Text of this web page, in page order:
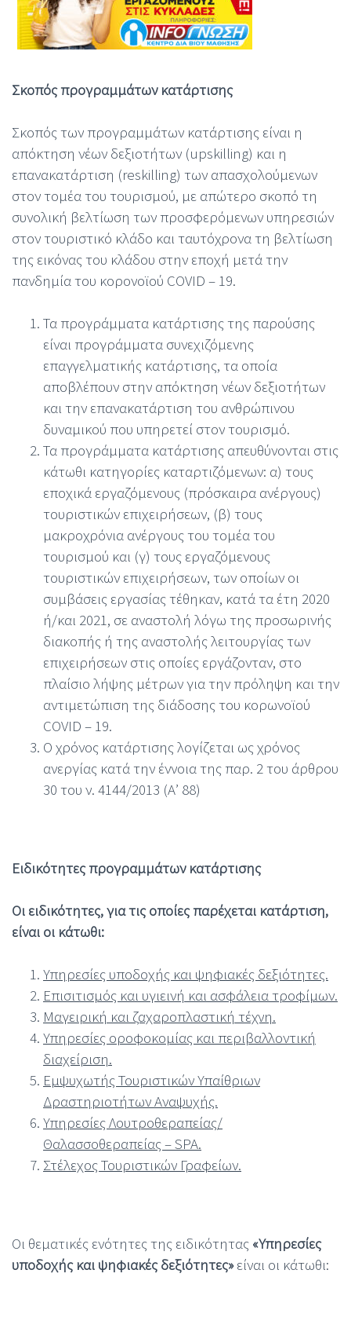
Σκοπός προγραμμάτων κατάρτισης
Σκοπός των προγραμμάτων κατάρτισης είναι η
απόκτηση νέων δεξιοτήτων (upskilling) και η
επανακατάρτιση (reskilling) των απασχολούμενων
στον τομέα του τουρισμού, με απώτερο σκοπό τη
συνολική βελτίωση των προσφερόμενων υπηρεσιών
στον τουριστικό κλάδο και ταυτόχρονα τη βελτίωση
της εικόνας του κλάδου στην εποχή μετά την
πανδημία του κορονοϊού COVID – 19.
Τα προγράμματα κατάρτισης της παρούσης
είναι προγράμματα συνεχιζόμενης
επαγγελματικής κατάρτισης, τα οποία
αποβλέπουν στην απόκτηση νέων δεξιοτήτων
και την επανακατάρτιση του ανθρώπινου
δυναμικού που υπηρετεί στον τουρισμό.
Τα προγράμματα κατάρτισης απευθύνονται στις
κάτωθι κατηγορίες καταρτιζόμενων: α) τους
εποχικά εργαζόμενους (πρόσκαιρα ανέργους)
τουριστικών επιχειρήσεων, (β) τους
μακροχρόνια ανέργους του τομέα του
τουρισμού και (γ) τους εργαζόμενους
τουριστικών επιχειρήσεων, των οποίων οι
συμβάσεις εργασίας τέθηκαν, κατά τα έτη 2020
ή/και 2021, σε αναστολή λόγω της προσωρινής
διακοπής ή της αναστολής λειτουργίας των
επιχειρήσεων στις οποίες εργάζονταν, στο
πλαίσιο λήψης μέτρων για την πρόληψη και την
αντιμετώπιση της διάδοσης του κορωνοϊού
COVID – 19.
Ο χρόνος κατάρτισης λογίζεται ως χρόνος
ανεργίας κατά την έννοια της παρ. 2 του άρθρου
30 του ν. 4144/2013 (Α’ 88)
Ειδικότητες προγραμμάτων κατάρτισης
Οι ειδικότητες, για τις οποίες παρέχεται κατάρτιση,
είναι οι κάτωθι:
Υπηρεσίες υποδοχής και ψηφιακές δεξιότητες.
Επισιτισμός και υγιεινή και ασφάλεια τροφίμων.
Μαγειρική και ζαχαροπλαστική τέχνη.
Υπηρεσίες οροφοκομίας και περιβαλλοντική
διαχείριση.
Εμψυχωτής Τουριστικών Υπαίθριων
Δραστηριοτήτων Αναψυχής.
Υπηρεσίες Λουτροθεραπείας/
Θαλασσοθεραπείας – SPA.
Στέλεχος Τουριστικών Γραφείων.
Οι θεματικές ενότητες της ειδικότητας «Υπηρεσίες
υποδοχής και ψηφιακές δεξιότητες»είναι οι κάτωθι: